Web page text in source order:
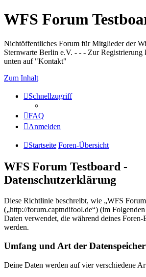
WFS Forum
Nichtöffentliches Forum für Mitglieder der
Sternwarte Berlin e.V. - - - Zur Registrierung
unten auf "Kontakt"
Zum Inhalt
Schnellzugriff
FAQ
Anmelden
Startseite Foren-Übersicht
WFS Forum Testboard -
Datenschutzerklärung
Diese Richtlinie beschreibt, wie „WFS
(„http://forum.captndifool.de“) (im
Daten verwendet, die während deines Foren-
werden.
Umfang und Art der
Deine Daten werden auf vier verschiedene